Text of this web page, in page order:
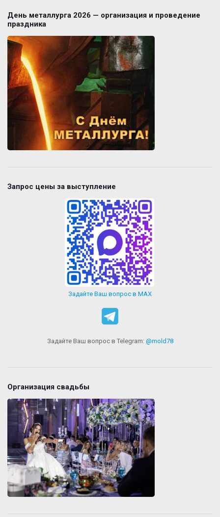
День металлурга 2026 — организация и проведение
праздника
Запрос цены за выступление
Задайте Ваш вопрос в MAX
Задайте Ваш вопрос в Telegram: @mold78
Организация свадьбы